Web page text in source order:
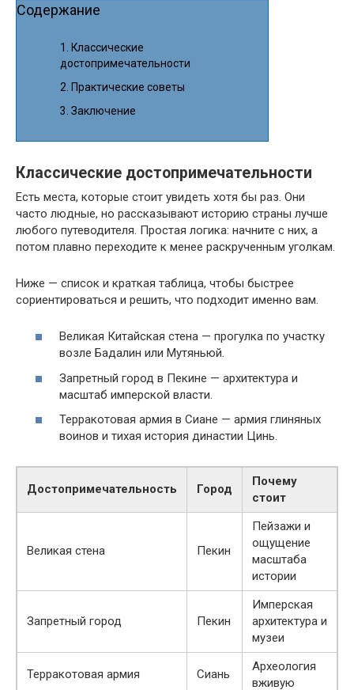
Содержание
Классические
достопримечательности
Практические советы
Заключение
Классические достопримечательности
Есть места, которые стоит увидеть хотя бы раз. Они
часто людные, но рассказывают историю страны лучше
любого путеводителя. Простая логика: начните с них, а
потом плавно переходите к менее раскрученным уголкам.
Ниже — список и краткая таблица, чтобы быстрее
сориентироваться и решить, что подходит именно вам.
Великая Китайская стена — прогулка по участку
возле Бадалин или Мутяньюй.
Запретный город в Пекине — архитектура и
масштаб имперской власти.
Терракотовая армия в Сиане — армия глиняных
воинов и тихая история династии Цинь.
Достопримечательность Город
Почему
стоит
Великая стена Пекин
Пейзажи и
ощущение
масштаба
истории
Запретный город Пекин
Имперская
архитектура и
музеи
Терракотовая армия Сиань
Археология
вживую